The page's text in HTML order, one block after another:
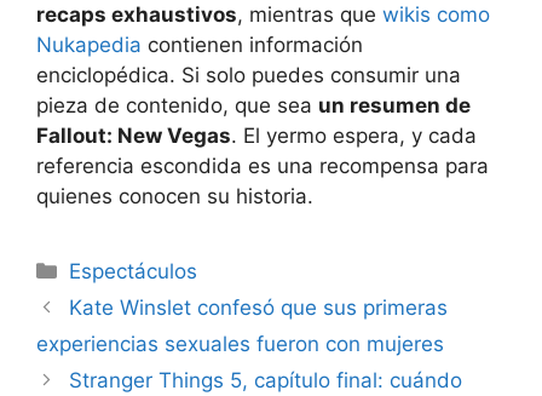
recaps exhaustivos, mientras que wikis como
Nukapedia contienen información
enciclopédica. Si solo puedes consumir una
pieza de contenido, que sea un resumen de
Fallout: New Vegas. El yermo espera, y cada
referencia escondida es una recompensa para
quienes conocen su historia.
Espectáculos
Kate Winslet confesó que sus primeras
experiencias sexuales fueron con mujeres
Stranger Things 5, capítulo final: cuándo